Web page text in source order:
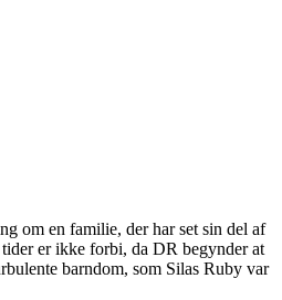
om en familie, der har set sin del af
er ikke forbi, da DR begynder at
barndom, som Silas Ruby var